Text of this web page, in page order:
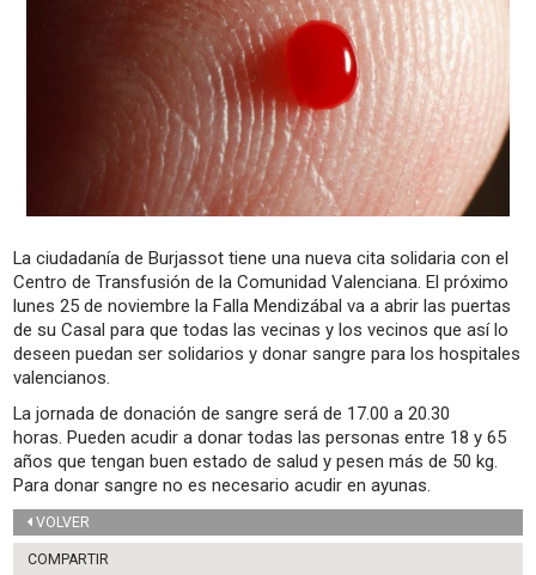
La ciudadanía de Burjassot tiene una nueva cita solidaria con el
Centro de Transfusión de la Comunidad Valenciana. Elpróximo
lunes 25 de noviembre la Falla Mendizábal va a abrir las puertas
de su Casal para que todas las vecinas y los vecinos que así lo
deseen puedan ser solidarios y donar sangre para los hospitales
valencianos.
La jornada de donación de sangreserá de 17.00 a 20.30
horas.Pueden acudir a donar todas las personas entre 18 y 65
años que tengan buen estado de salud y pesen más de 50 kg.
Para donar sangre no es necesario acudir en ayunas.
VOLVER
COMPARTIR